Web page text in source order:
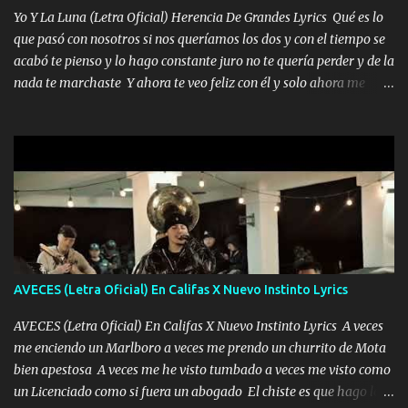
quiero que sea nunca con otra yo quiero llevarte a la Luna y si
quieres en ese momento te pido que seas mi esposa Chingada
madre no quiero dejar de tenerte no ayuda la p'uta loquera y al
chile quisiera ser menos de ti dependiente la pinche tristeza me
encierra princesa tu sabes que nunca saldras de mi mente Ella era
Yo Y La Luna (Letra Oficial) Herencia De Grandes Lyrics Qué es lo
que pasó con nosotros si nos queríamos los dos y con el tiempo se
acabó te pienso y lo hago constante juro no te quería perder y de la
nada te marchaste Y ahora te veo feliz con él y solo ahora me
pero eso ya no va a pasar me perderé en la soledad Porque me
mirabas bonito si yo no fui el final feliz el final fue triste pa mí Y
duele no tenerte aquí sabiendo que moría por ti yo y la luna
cantamos y por ti nos embriagamos Quién sabe qué será de mí si
contigo fui muy feliz a lo mejor no lloró pero muy en el fondo te
adoro
AVECES (Letra Oficial) En Califas X Nuevo Instinto Lyrics
AVECES (Letra Oficial) En Califas X Nuevo Instinto Lyrics A veces
me enciendo un Marlboro a veces me prendo un churrito de Mota
bien apestosa A veces me he visto tumbado a veces me visto como
un Licenciado como si fuera un abogado El chiste es que hago lo